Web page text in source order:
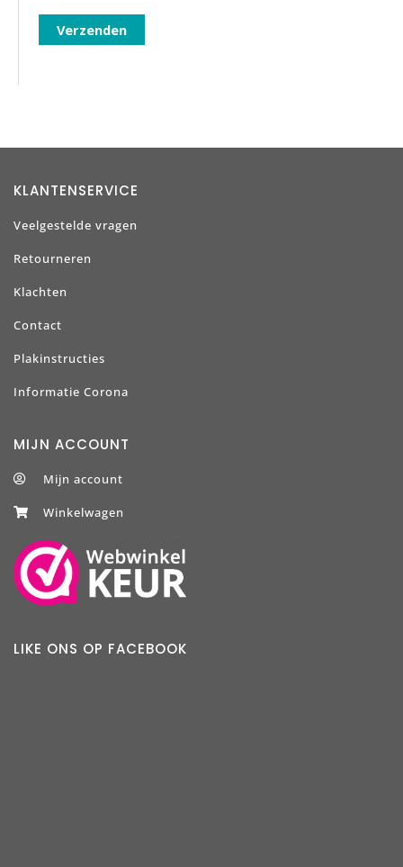
KLANTENSERVICE
Veelgestelde vragen
Retourneren
Klachten
Contact
Plakinstructies
Informatie Corona
MIJN ACCOUNT
Mijn account
Winkelwagen
LIKE ONS OP FACEBOOK